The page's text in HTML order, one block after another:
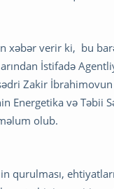
xəbər verir ki, bu
İstifadə
Zakir
Energetika və Təbii
olub.
qurulması,